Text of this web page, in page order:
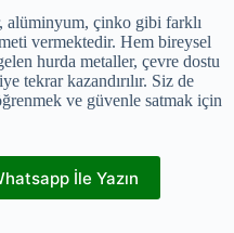
alüminyum, çinko gibi farklı
vermektedir. Hem bireysel
hurda metaller, çevre dostu
tekrar kazandırılır. Siz de
ve güvenle satmak için
İle Yazın